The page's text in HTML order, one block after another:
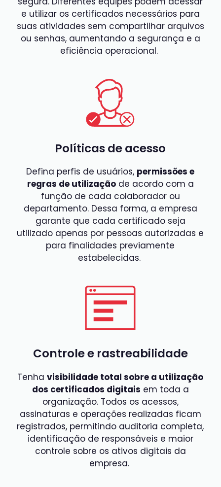
e utilizar os certificados necessários para
suas atividades sem compartilhar arquivos
ou senhas, aumentando a segurança e a
eficiência operacional.
Políticas de acesso
Defina perfis de usuários, permissões e
regras de utilizaçãode acordo com a
função de cada colaborador ou
departamento. Dessa forma, a empresa
garante que cada certificado seja
utilizado apenas por pessoas autorizadas e
para finalidades previamente
estabelecidas.
Controle e rastreabilidade
Tenhavisibilidade total sobre a utilização
dos certificados digitais em toda a
organização. Todos os acessos,
assinaturas e operações realizadas ficam
registrados, permitindo auditoria completa,
identificação de responsáveis e maior
controle sobre os ativos digitais da
empresa.